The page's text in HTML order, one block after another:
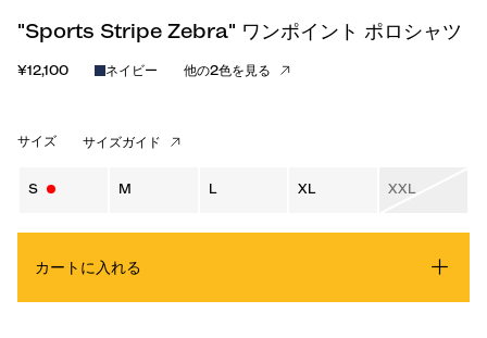
"Sports Stripe Zebra" ワンポイント ポロシャツ
¥12,100 ネイビー 他の2色を見る
サイズ サイズガイド
S M L XL XXL
カートに入れる